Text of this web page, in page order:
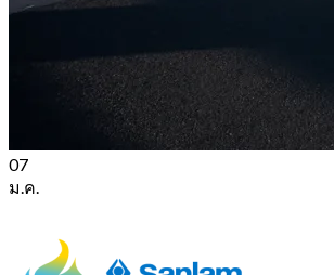
07
ม.ค.